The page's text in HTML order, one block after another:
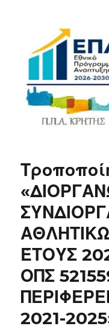
ΈΤΟΥΣ
ΟΠΣ
2021-